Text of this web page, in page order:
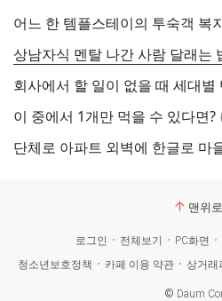
어느 한 템플스테이의 투숙객 복
상남자식 멘탈 나간 사람 달래는
회사에서 할 일이 없을 때 세대별
이 중에서 1개만 먹을 수 있다면?
맨위로
로그인 전체보기 PC화면
청소년보호정책
카페 이용 약관 상거래
© Daum